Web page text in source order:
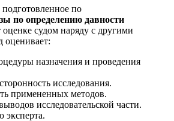
по
по определению давности
судом наряду с другими
оценивает:
назначения и проведения
исследования.
примененных методов.
исследовательской части.
эксперта.